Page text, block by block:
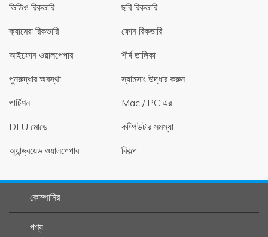
ভিডিও রিকভারি
ছবি রিকভারি
ক্যামেরা রিকভারি
ফোন রিকভারি
আইফোন ওয়ালপেপার
শীর্ষ তালিকা
পুনরুদ্ধার অবস্থা
স্যামসাং উদ্ধার করুন
পার্টিশন
Mac / PC এর
DFU মোডে
কম্পিউটার সমস্যা
অ্যান্ড্রয়েড ওয়ালপেপার
বিকল্প
কোম্পানির
পণ্য